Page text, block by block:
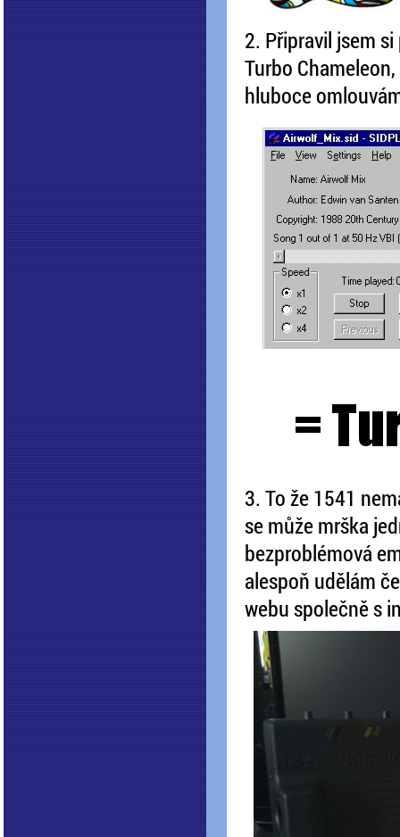
2. Připravil jsem
Turbo
hluboce
3. To že 1541
se může mrška
bezproblémová
alespoň udělám
webu společně s